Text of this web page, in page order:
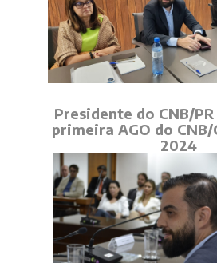
Presidente do CNB/
primeira AGO do CNB/
2024